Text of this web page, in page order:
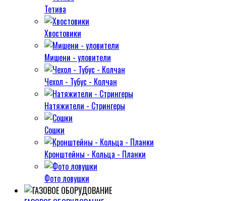
Тетива
Хвостовики
Мишени - уловители
Чехол - Тубус - Колчан
Натяжители - Стрингеры
Сошки
Кронштейны - Кольца - Планки
Фото ловушки